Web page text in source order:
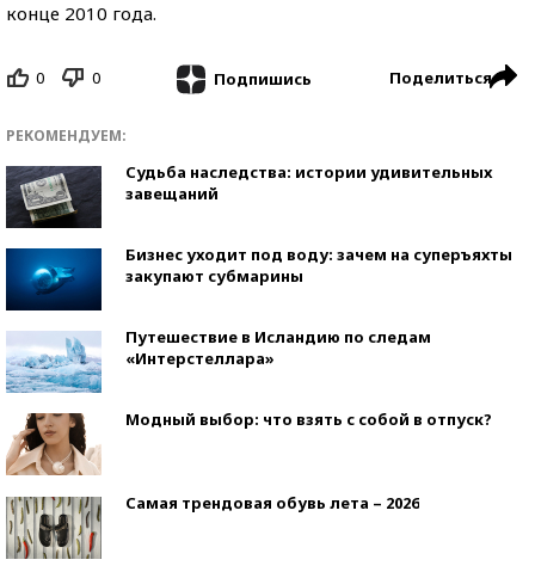
конце 2010 года.
0 0 Подпишись Поделиться
РЕКОМЕНДУЕМ:
Судьба наследства: истории удивительных
завещаний
Бизнес уходит под воду: зачем на суперъяхты
закупают субмарины
Путешествие в Исландию по следам
«Интерстеллара»
Модный выбор: что взять с собой в отпуск?
Самая трендовая обувь лета – 2026